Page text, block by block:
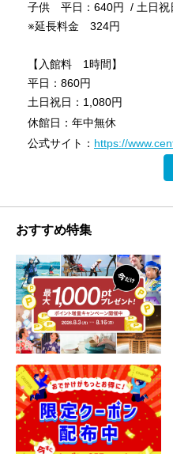
子供 平日：640円 / 土日
※延長料金 324円
【入館料 1時間】
平日：860円
土日祝日：1,080円
休館日：年中無休
公式サイト： https://
おすすめ特集